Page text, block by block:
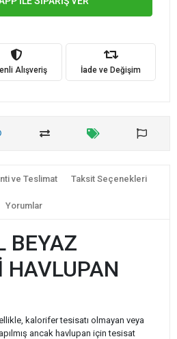
Alışveriş İade ve Değişim
ve Teslimat Taksit Seçenekleri
Yorumlar
BEYAZ
HAVLUPAN
kalorifer tesisatı olmayan veya
ancak havlupan için tesisat